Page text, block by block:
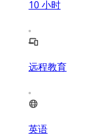
10 小时
远程教育
英语